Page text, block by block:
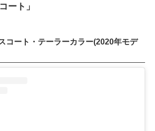
ート」
コート・テーラーカラー(2020年モデ